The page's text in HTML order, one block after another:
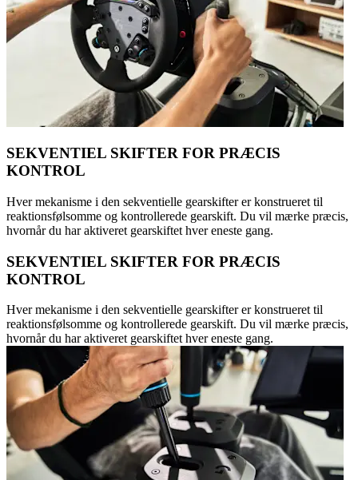
SEKVENTIEL SKIFTER FOR PRÆCIS
KONTROL
Hver mekanisme i den sekventielle gearskifter er konstrueret til
reaktionsfølsomme og kontrollerede gearskift. Du vil mærke præcis,
hvornår du har aktiveret gearskiftet hver eneste gang.
SEKVENTIEL SKIFTER FOR PRÆCIS
KONTROL
Hver mekanisme i den sekventielle gearskifter er konstrueret til
reaktionsfølsomme og kontrollerede gearskift. Du vil mærke præcis,
hvornår du har aktiveret gearskiftet hver eneste gang.